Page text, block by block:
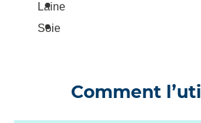
Laine
Soie
Comment